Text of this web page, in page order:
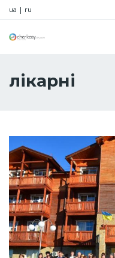
ua | ru
лікарні